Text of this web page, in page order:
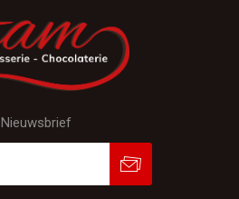
Nieuwsbrief